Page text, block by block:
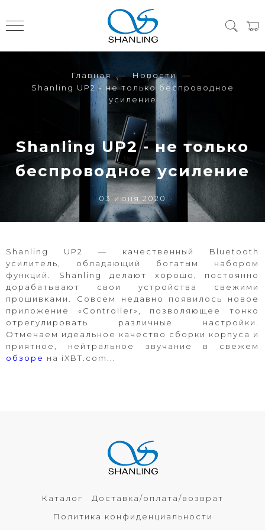
Главная
Новости
Shanling UP2 - не только беспроводное
усиление
Shanling UP2 - не только
беспроводное усиление
03 июня 2020
Shanling UP2 — качественный Bluetooth
усилитель, обладающий богатым набором
функций. Shanling делают хорошо, постоянно
дорабатывают свои устройства свежими
прошивками. Совсем недавно появилось новое
приложение «Controller», позволяющее тонко
отрегулировать различные настройки.
Отмечаем идеальное качество сборки корпуса и
приятное, нейтральное звучание в свежем
обзоре на iXBT.com...
Каталог
Доставка/оплата/возврат
Политика конфиденциальности